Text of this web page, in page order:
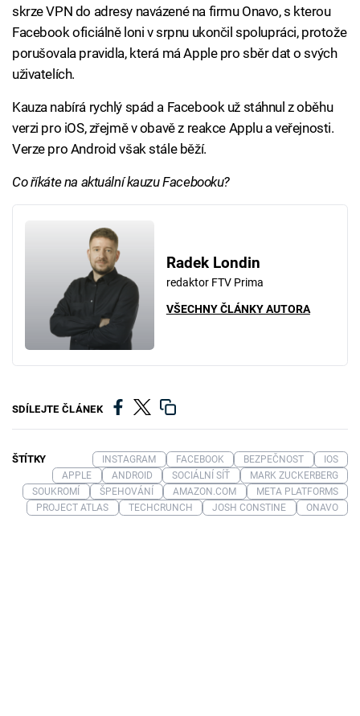
skrze VPN do adresy navázené na firmu Onavo, s kterou
Facebook oficiálně loni v srpnu ukončil spolupráci, protože
porušovala pravidla, která má Apple pro sběr dat o svých
uživatelích.
Kauza nabírá rychlý spád a Facebook už stáhnul z oběhu
verzi pro iOS, zřejmě v obavě z reakce Applu a veřejnosti.
Verze pro Android však stále běží.
Co říkáte na aktuální kauzu Facebooku?
Radek Londin
redaktor FTV Prima
VŠECHNY ČLÁNKY AUTORA
SDÍLEJTE ČLÁNEK
ŠTÍTKY INSTAGRAM FACEBOOK BEZPEČNOST
IOS
APPLE
ANDROID SOCIÁLNÍ SÍŤ
MARK ZUCKERBERG
SOUKROMÍ
ŠPEHOVÁNÍ AMAZON.COM
META PLATFORMS
PROJECT ATLAS
TECHCRUNCH JOSH CONSTINE ONAVO